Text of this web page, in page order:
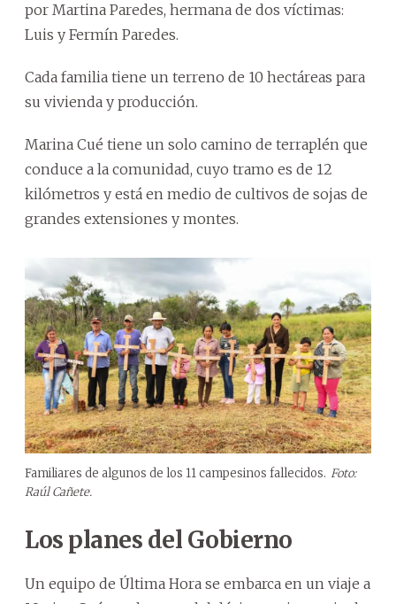
por Martina Paredes, hermana de dos víctimas:
Luis y Fermín Paredes.
Cada familia tiene un terreno de 10 hectáreas para
su vivienda y producción.
Marina Cué tiene un solo camino de terraplén que
conduce a la comunidad, cuyo tramo es de 12
kilómetros y está en medio de cultivos de sojas de
grandes extensiones y montes.
Familiares de algunos de los 11 campesinos fallecidos. Foto:
Raúl Cañete.
Los planes del Gobierno
Un equipo de Última Hora se embarca en un viaje a